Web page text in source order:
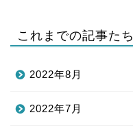
これまでの記事たち
2022年8月
2022年7月